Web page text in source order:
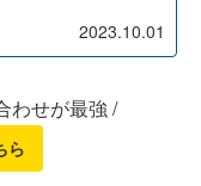
2023.10.01
わせが最強 /
ら